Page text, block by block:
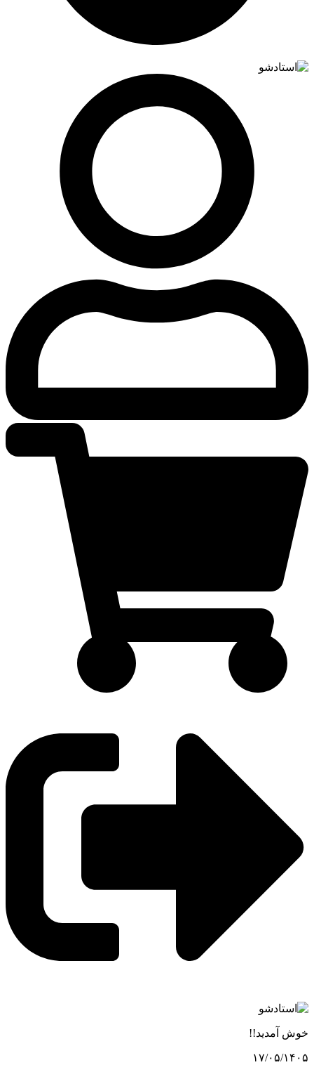
خوش آمدید!!
۱۷/۰۵/۱۴۰۵